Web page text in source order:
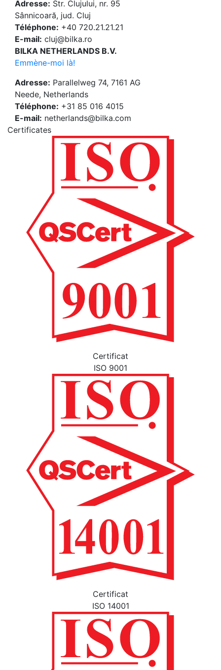
Adresse: Str. Clujului, nr. 95
Sânnicoară, jud. Cluj
Téléphone: +40 720.21.21.21
E-mail: cluj@bilka.ro
BILKA NETHERLANDS B.V.
Emmène-moi là!
Adresse: Parallelweg 74, 7161 AG
Neede, Netherlands
Téléphone: +31 85 016 4015
E-mail: netherlands@bilka.com
Certificates
Certificat
ISO 9001
Certificat
ISO 14001